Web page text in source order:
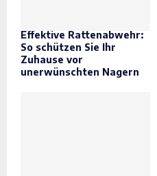
Effektive Rattenabwehr:
So schützen Sie Ihr
Zuhause vor
unerwünschten Nagern